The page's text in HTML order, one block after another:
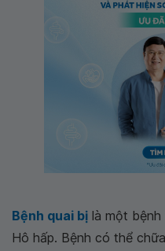
Bệnh quai bị là một bệnh
Hô hấp. Bệnh có thể